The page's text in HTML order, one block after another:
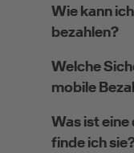
Wie kann
bezahlen?
Welche
mobile
Was ist
finde ich